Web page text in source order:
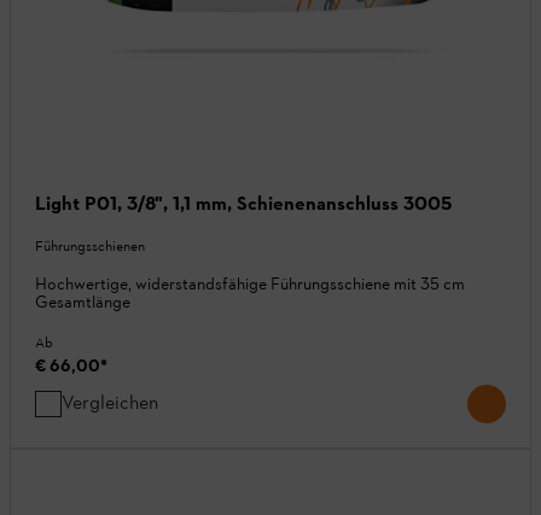
Light P01, 3/8", 1,1 mm, Schienenanschluss 3005
Führungsschienen
Hochwertige, widerstandsfähige Führungsschiene mit 35 cm
Gesamtlänge
Ab
€ 66,00*
Vergleichen